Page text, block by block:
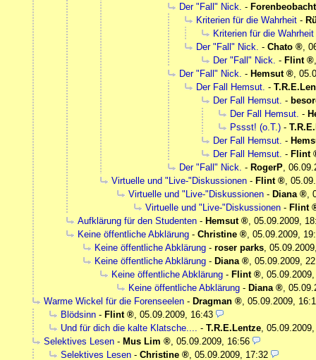
Der "Fall" Nick. -
Kriterien für die Wahrheit -
Kriterien für die Wahrheit
Der "Fall" Nick. - Chato
Der "Fall" Nick. - Flint
Der "Fall" Nick. - Hemsut
Der Fall Hemsut. -
Der Fall Hemsut. -
Der Fall Hemsut. -
Pssst! (o.T.) -
Der Fall Hemsut. -
Der Fall Hemsut. - Flint
Der "Fall" Nick. - RogerP
Virtuelle und "Live-"Diskussionen - Flint
Virtuelle und "Live-"Diskussionen - Diana
Virtuelle und "Live-"Diskussionen - Flint
Aufklärung für den Studenten - Hemsut
05.09.2009,
Keine öffentliche Abklärung - Christine
05.09.2009,
Keine öffentliche Abklärung - roser parks
Keine öffentliche Abklärung - Diana
05.09.2009,
Keine öffentliche Abklärung - Flint
Keine öffentliche Abklärung - Diana
Warme Wickel für die Forenseelen - Dragman
05.09.2009,
Blödsinn - Flint
05.09.2009, 16:43
Und für dich die kalte Klatsche....
- T.R.E.Lentze
Selektives Lesen - Mus Lim
05.09.2009, 16:56
Selektives Lesen - Christine
05.09.2009, 17:32